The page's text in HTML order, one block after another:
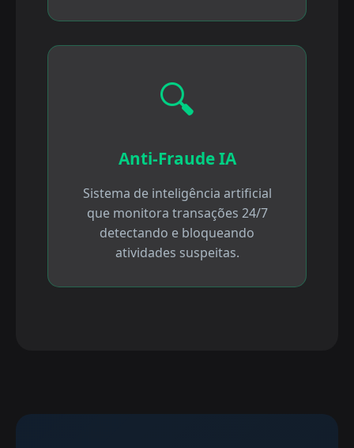
🔍
Anti-Fraude IA
Sistema de inteligência artificial
que monitora transações 24/7
detectando e bloqueando
atividades suspeitas.